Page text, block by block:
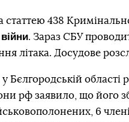
статтею 438
. Зараз СБУ
літака. Досудове
Бєлгородській області
рф заявило, що його
6